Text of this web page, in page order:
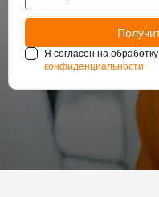
Я согласен на обработку
конфиденциальности